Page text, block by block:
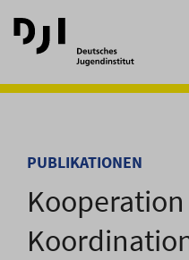
Direkt
zum
Hauptinhalt
Direkt
zum
Hauptmenü
PUBLIKATIONEN